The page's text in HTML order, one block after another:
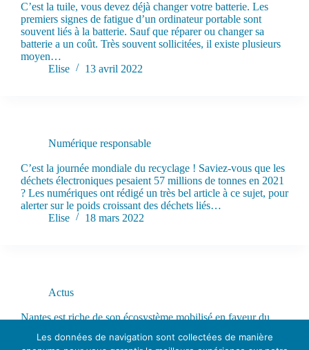
C’est la tuile, vous devez déjà changer votre batterie. Les
premiers signes de fatigue d’un ordinateur portable sont
souvent liés à la batterie. Sauf que réparer ou changer sa
batterie a un coût. Très souvent sollicitées, il existe plusieurs
moyen…
Elise
13 avril 2022
Numérique responsable
C’est la journée mondiale du recyclage ! Saviez-vous que les
déchets électroniques pesaient 57 millions de tonnes en 2021
? Les numériques ont rédigé un très bel article à ce sujet, pour
alerter sur le poids croissant des déchets liés…
Elise
18 mars 2022
Actus
Nantes est riche de son écosystème mobilisé en faveur du
cette démarche que le Festival DeuxMains (anciennement la
Les données de navigation sont collectées de manière